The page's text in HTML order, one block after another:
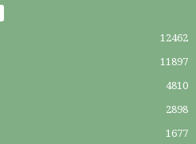
12462
11897
4810
2898
1677